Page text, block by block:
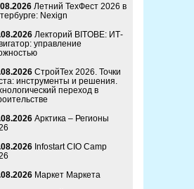
Летний ТехФест 2026 в
Nexign
Лекторий BITOBE: ИТ-
управление
СтройТех 2026. Точки
инструменты и решения.
переход в
Арктика – Регионы
Infostart CIO Camp
Маркет Маркета